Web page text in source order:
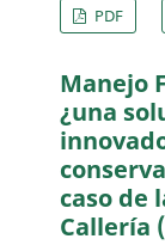
PDF
Manejo
¿una
caso de
Callería